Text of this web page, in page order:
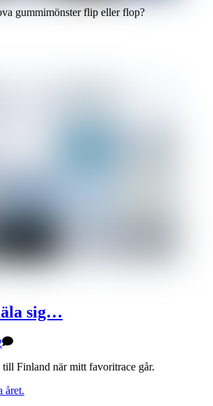
gummimönster flip eller flop?
sig…
Finland när mitt favoritrace går.
året.